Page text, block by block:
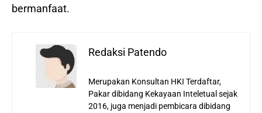
bermanfaat.
Redaksi Patendo
Merupakan Konsultan HKI Terdaftar,
Pakar dibidang Kekayaan Inteletual sejak
2016, juga menjadi pembicara dibidang